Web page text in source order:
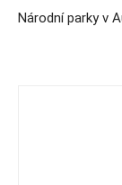
Národní parky v